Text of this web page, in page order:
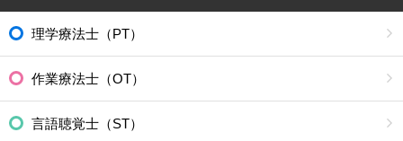
理学療法士（PT）
作業療法士（OT）
言語聴覚士（ST）